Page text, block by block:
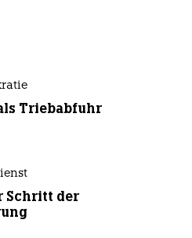
Triebabfuhr
Schritt der